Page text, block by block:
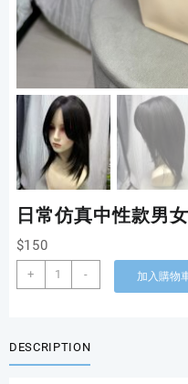
日常仿真中性款男
$150
+
常
中
性
- 加入購物
DESCRIPTION